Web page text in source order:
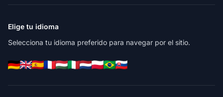
Elige tu idioma
Selecciona tu idioma preferido para navegar por el sitio.